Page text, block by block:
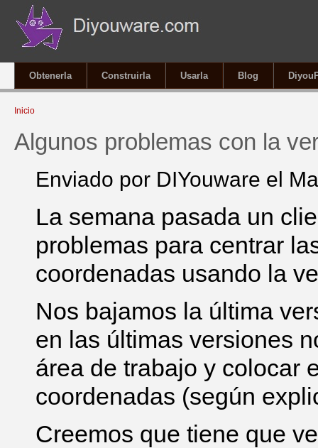
Obtenerla Construirla Usarla Blog
Se encuentra usted aquí
Inicio
Algunos problemas con la
Enviado por DIYouware el
La semana pasada un
problemas para centrar
coordenadas usando la
Nos bajamos la última
en las últimas versiones
área de trabajo y colocar
coordenadas (según
Creemos que tiene que